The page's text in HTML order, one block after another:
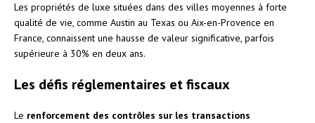
Les propriétés de luxe situées dans des villes moyennes à forte
qualité de vie, comme Austin au Texas ou Aix-en-Provence en
France, connaissent une hausse de valeur significative, parfois
supérieure à 30% en deux ans.
Les défis réglementaires et fiscaux
Le renforcement des contrôles sur les transactions